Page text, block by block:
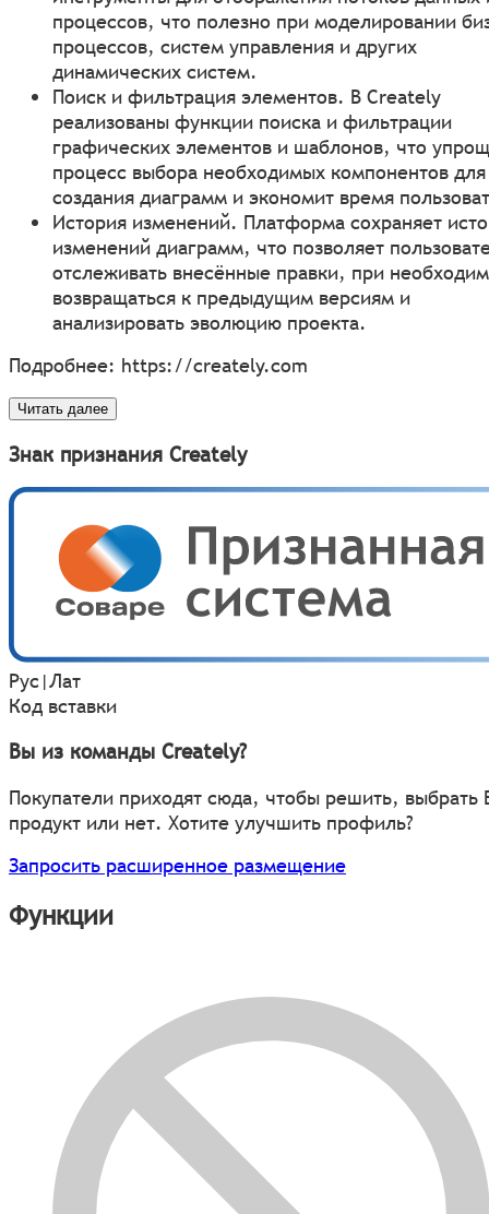
процессов, что полезно при моделировании
процессов, систем управления и других
динамических систем.
Поиск и фильтрация элементов. В Creately
реализованы функции поиска и фильтрации
графических элементов и шаблонов, что
процесс выбора необходимых компонентов для
создания диаграмм и экономит время
История изменений. Платформа сохраняет
изменений диаграмм, что позволяет
отслеживать внесённые правки, при
возвращаться к предыдущим версиям и
анализировать эволюцию проекта.
Подробнее: https://creately.com
Читать далее
Знак признания Creately
Рус|Лат
Код вставки
Вы из команды Creately?
Покупатели приходят сюда, чтобы решить, выбрать
продукт или нет. Хотите улучшить профиль?
Запросить расширенное размещение
Функции